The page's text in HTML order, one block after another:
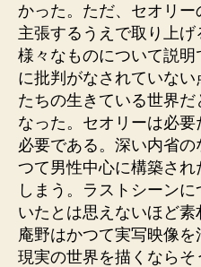
かった。ただ、セオリ
主張するうえで取り上
様々なものについて説
に批判がなされていな
たちの生きている世界
なった。セオリーは必
必要である。深い内省
つて男性中心に構築さ
しまう。ラストシーン
いたとは思えないほど素
庵野はかつて実写映像
現実の世界を描くなら